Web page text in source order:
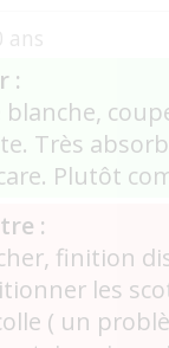
ans
:
Très
Plutôt
:
finition
les
( un